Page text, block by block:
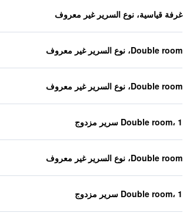
غرفة قياسية، نوع السرير غير معروف
Double room، نوع السرير غير معروف
Double room، نوع السرير غير معروف
Double room، 1 سرير مزدوج
Double room، نوع السرير غير معروف
Double room، 1 سرير مزدوج